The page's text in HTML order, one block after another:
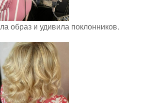
образ и удивила поклонников.